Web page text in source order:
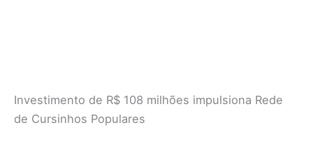
Investimento de R$ 108 milhões impulsiona Rede
de Cursinhos Populares